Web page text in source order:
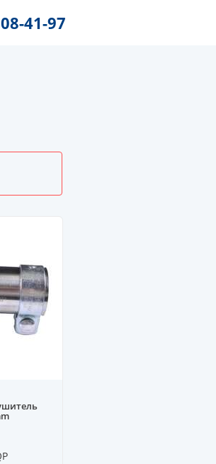
41-97